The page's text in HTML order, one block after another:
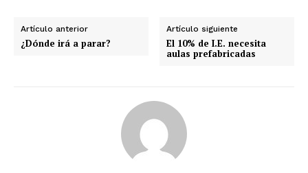
Artículo anterior
¿Dónde irá a parar?
Artículo siguiente
El 10% de I.E. necesita
aulas prefabricadas